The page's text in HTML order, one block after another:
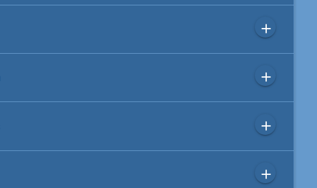
add
add
add
add